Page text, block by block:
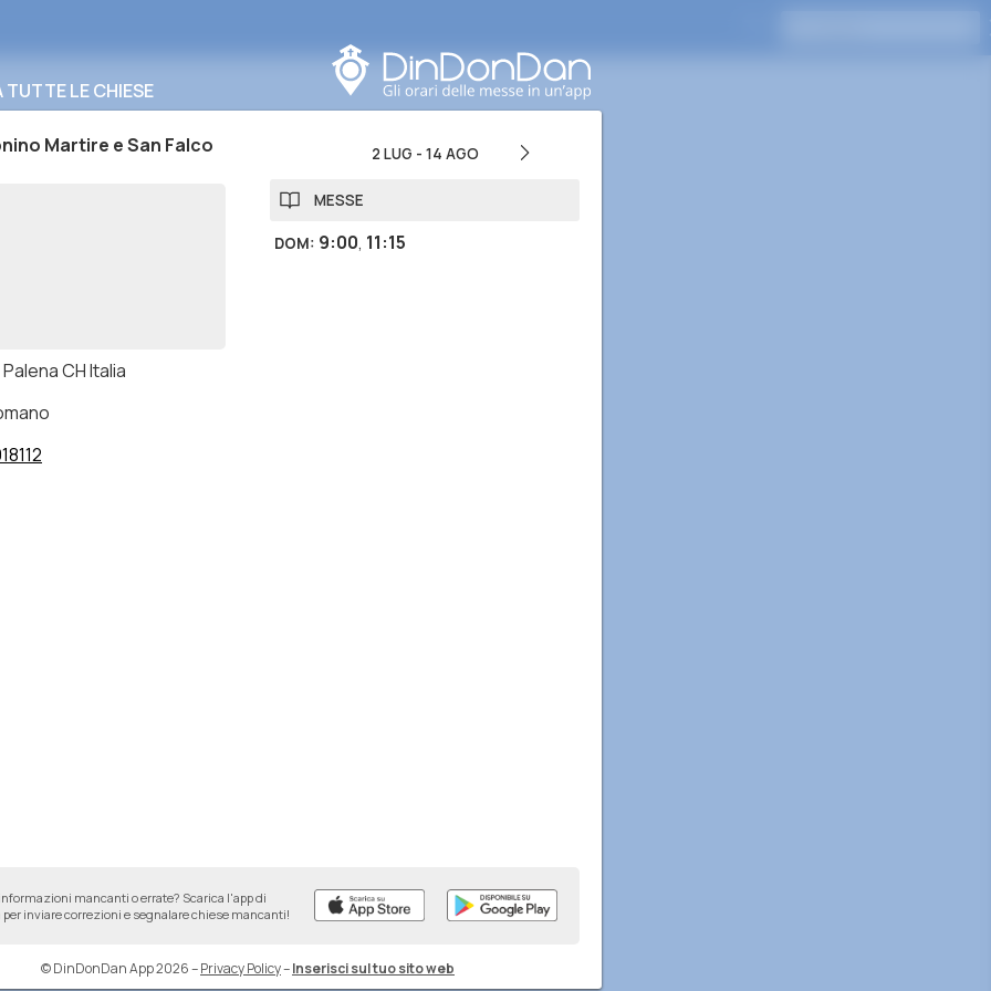
LE CHIESE
Martire e San Falco
CH Italia
2 LUG - 14 AGO
MESSE
DOM: 9:00, 11:15
mancanti o errate? Scarica l'app di
per inviare correzioni e segnalare chiese mancanti!
© DinDonDan App 2026–Privacy Policy–Inserisci sul tuo sito web